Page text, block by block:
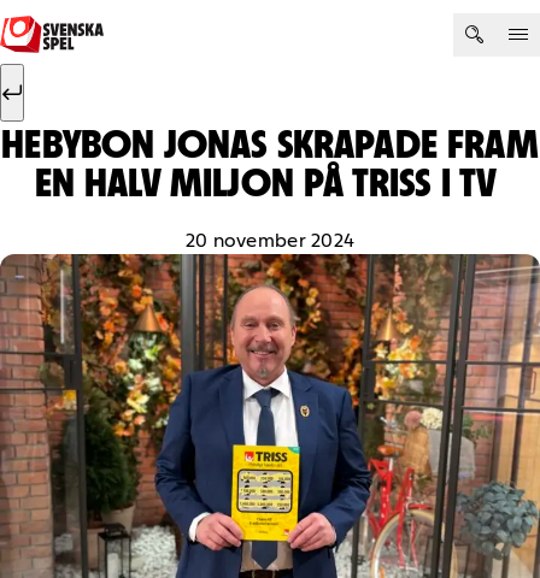
Hoppa till innehåll
Sök efter:
HEBYBON JONAS SKRAPADE FRAM
EN HALV MILJON PÅ TRISS I TV
20 november 2024